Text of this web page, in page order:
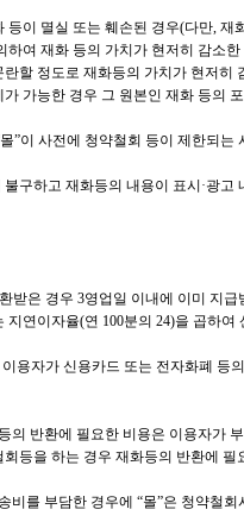
이 멸실 또는 훼손된 경우(다만,
여 재화 등의 가치가 현저히 감소한
할 정도로 재화등의 가치가 현저히
가능한 경우 그 원본인 재화 등의
”이 사전에 청약철회 등이 제한되
구하고 재화등의 내용이 표시·광
받은 경우 3영업일 이내에 이미 지
연이자율(연 100분의 24)을 곱하여
용자가 신용카드 또는 전자화폐 등
반환에 필요한 비용은 이용자가
등을 하는 경우 재화등의 반환에 필
를 부담한 경우에 “몰”은 청약철